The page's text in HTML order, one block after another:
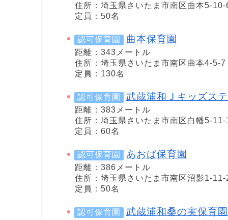
住所：埼玉県さいたま市南区曲本5-10-
定員：50名
認可保育園 曲本保育園
距離：343メートル
住所：埼玉県さいたま市南区曲本4-5-7
定員：130名
認可保育園 武蔵浦和Ｊキッズス
距離：383メートル
住所：埼玉県さいたま市南区白幡5-11-
定員：60名
認可保育園 あおば保育園
距離：386メートル
住所：埼玉県さいたま市南区沼影1-
定員：50名
認可保育園 武蔵浦和桑の実保育園